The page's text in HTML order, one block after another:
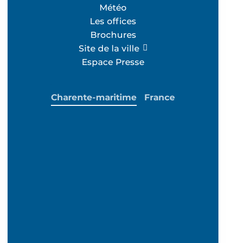
Météo
Les offices
Brochures
Site de la ville
Espace Presse
Charente-maritime France